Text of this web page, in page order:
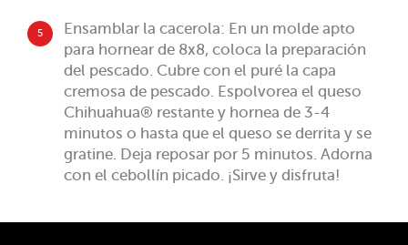
5
Ensamblar la cacerola: En un molde apto
para hornear de 8x8, coloca la preparación
del pescado. Cubre con el puré la capa
cremosa de pescado. Espolvorea el queso
Chihuahua® restante y hornea de 3-4
minutos o hasta que el queso se derrita y se
gratine. Deja reposar por 5 minutos. Adorna
con el cebollín picado. ¡Sirve y disfruta!